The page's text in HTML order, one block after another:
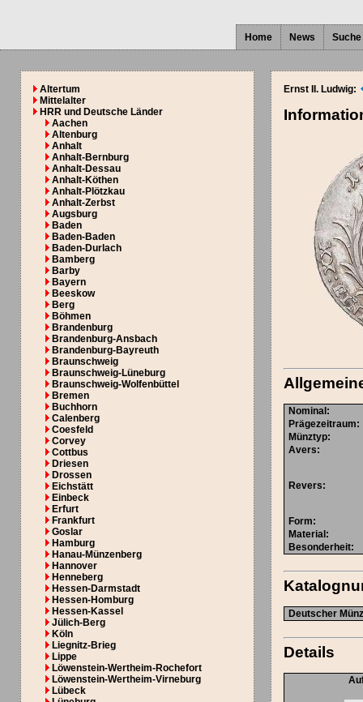
Home News Suche
Altertum
Mittelalter
HRR und Deutsche Länder
Aachen
Altenburg
Anhalt
Anhalt-Bernburg
Anhalt-Dessau
Anhalt-Köthen
Anhalt-Plötzkau
Anhalt-Zerbst
Augsburg
Baden
Baden-Baden
Baden-Durlach
Bamberg
Barby
Bayern
Beeskow
Berg
Böhmen
Brandenburg
Brandenburg-Ansbach
Brandenburg-Bayreuth
Braunschweig
Braunschweig-Lüneburg
Braunschweig-Wolfenbüttel
Bremen
Buchhorn
Calenberg
Coesfeld
Corvey
Cottbus
Driesen
Drossen
Eichstätt
Einbeck
Erfurt
Frankfurt
Goslar
Hamburg
Hanau-Münzenberg
Hannover
Henneberg
Hessen-Darmstadt
Hessen-Homburg
Hessen-Kassel
Jülich-Berg
Köln
Liegnitz-Brieg
Lippe
Löwenstein-Wertheim-Rochefort
Löwenstein-Wertheim-Virneburg
Lübeck
Ernst II. Ludwig:
Nominal :
Prägezeitraum:
Münztyp:
Avers:
Revers:
Form:
Material :
Besonderheit:
Deutscher
Details